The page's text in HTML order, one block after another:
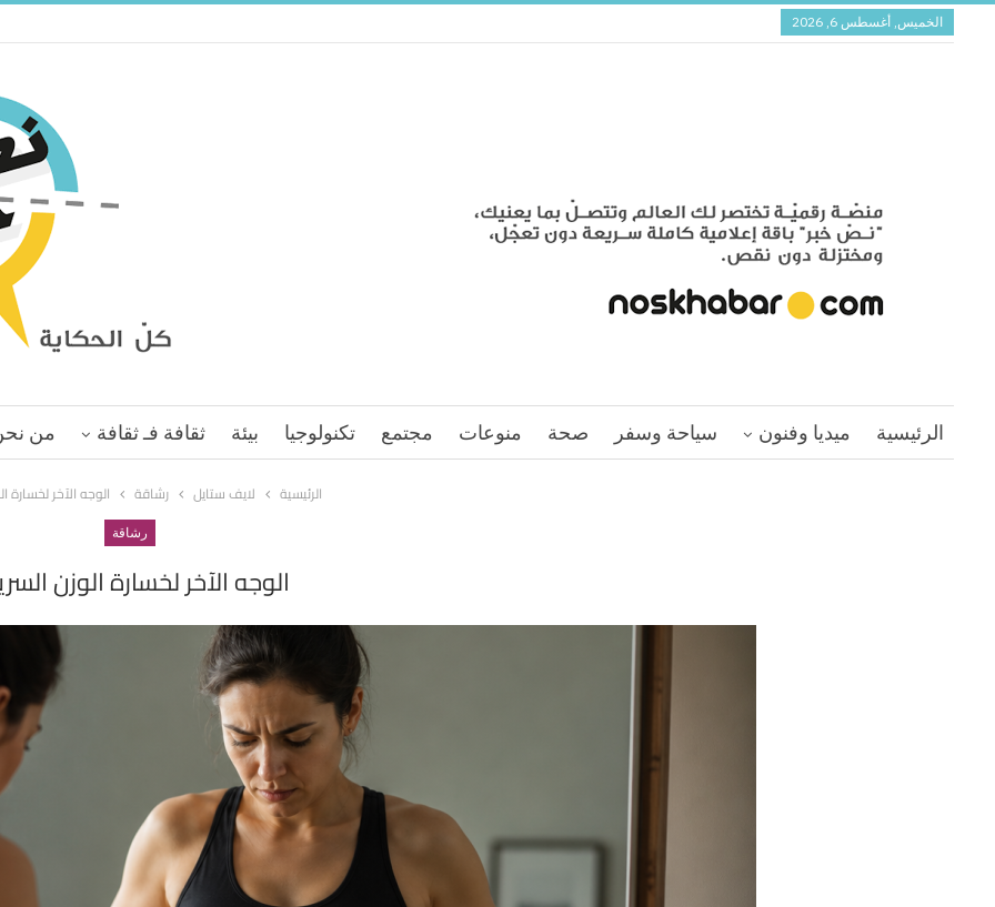
الخميس, أغسطس 6, 2026
الرئيسية ميديا وفنون سياحة وسفر صحة منوعات مجتمع تكنولوجيا بيئة ثقافة فـ ثقافة من
الرئيسية لايف ستايل رشاقة الوجه الآخر لخسارة
رشاقة
الوجه الآخر لخسارة الوزن